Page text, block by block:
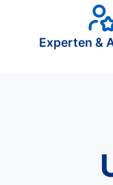
Experten &